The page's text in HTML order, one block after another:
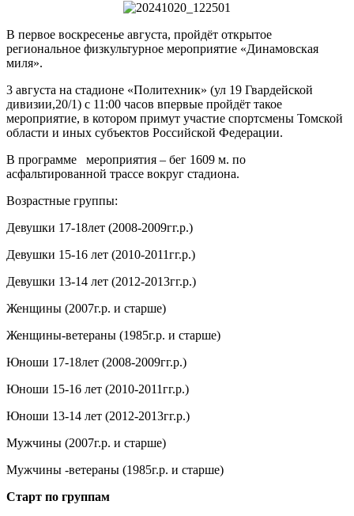
В первое воскресенье августа, пройдёт открытое
региональное физкультурное мероприятие «Динамовская
миля».
3 августа на стадионе «Политехник» (ул 19 Гвардейской
дивизии,20/1) с 11:00 часов впервые пройдёт такое
мероприятие, в котором примут участие спортсмены Томской
области и иных субъектов Российской Федерации.
В программе мероприятия – бег 1609 м. по
асфальтированной трассе вокруг стадиона.
Возрастные группы:
Девушки 17-18лет (2008-2009гг.р.)
Девушки 15-16 лет (2010-2011гг.р.)
Девушки 13-14 лет (2012-2013гг.р.)
Женщины (2007г.р. и старше)
Женщины-ветераны (1985г.р. и старше)
Юноши 17-18лет (2008-2009гг.р.)
Юноши 15-16 лет (2010-2011гг.р.)
Юноши 13-14 лет (2012-2013гг.р.)
Мужчины (2007г.р. и старше)
Мужчины -ветераны (1985г.р. и старше)
Старт по группам